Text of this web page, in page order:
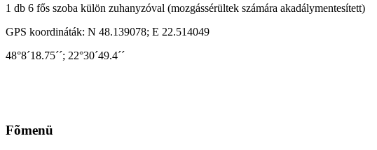
1 db 6 fős szoba külön zuhanyzóval (mozgássérültek számára akadálymentesített)
GPS koordináták: N 48.139078; E 22.514049
48°8´18.75´´; 22°30´49.4´´
Fõmenü